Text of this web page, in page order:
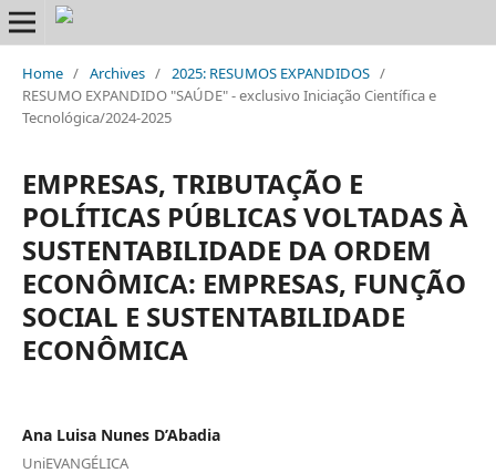
Home / Archives / 2025: RESUMOS EXPANDIDOS /
RESUMO EXPANDIDO "SAÚDE" - exclusivo Iniciação Científica e
Tecnológica/2024-2025
EMPRESAS, TRIBUTAÇÃO E
POLÍTICAS PÚBLICAS VOLTADAS À
SUSTENTABILIDADE DA ORDEM
ECONÔMICA: EMPRESAS, FUNÇÃO
SOCIAL E SUSTENTABILIDADE
ECONÔMICA
Ana Luisa Nunes D’Abadia
UniEVANGÉLICA